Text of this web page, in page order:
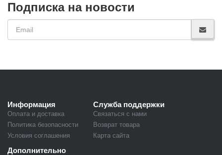
Подписка на новости
Информация
Оплата и доставка
Политика безопасности
Условия соглашения
Служба поддержки
Связаться с нами
Возврат товара
Карта сайта
Дополнительно